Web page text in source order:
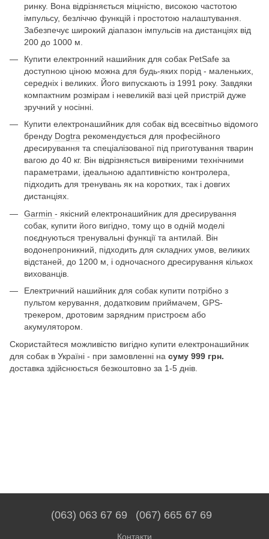
ринку. Вона відрізняється міцністю, високою частотою
імпульсу, безліччю функцій і простотою налаштування.
Забезпечує широкий діапазон імпульсів на дистанціях від
200 до 1000 м.
Купити електронний нашийник для собак PetSafe за
доступною ціною можна для будь-яких порід - маленьких,
середніх і великих. Його випускають із 1991 року. Завдяки
компактним розмірам і невеликій вазі цей пристрій дуже
зручний у носінні.
Купити електронашийник для собак від всесвітньо відомого
бренду Dogtra рекомендується для професійного
дресирування та спеціалізованої під приготування тварин
вагою до 40 кг. Він відрізняється вивіреними технічними
параметрами, ідеальною адаптивністю контролера,
підходить для тренувань як на коротких, так і довгих
дистанціях.
Garmin - якісний електронашийник для дресирування
собак, купити його вигідно, тому що в одній моделі
поєднуються тренувальні функції та антилай. Він
водонепроникний, підходить для складних умов, великих
відстаней, до 1200 м, і одночасного дресирування кількох
вихованців.
Електричний нашийник для собак купити потрібно з
пультом керування, додатковим приймачем, GPS-
трекером, дротовим зарядним пристроєм або
акумулятором.
Скористайтеся можливістю вигідно купити електронашийник
для собак в Україні - при замовленні на суму 999 грн.
доставка здійснюється безкоштовно за 1-5 днів.
(063) 063 67 69 (067) 665 67 69
Контакти